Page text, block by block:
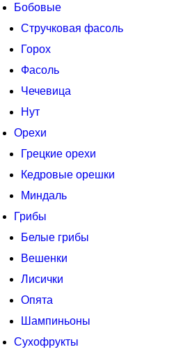
Бобовые
Стручковая фасоль
Горох
Фасоль
Чечевица
Нут
Орехи
Грецкие орехи
Кедровые орешки
Миндаль
Грибы
Белые грибы
Вешенки
Лисички
Опята
Шампиньоны
Сухофрукты